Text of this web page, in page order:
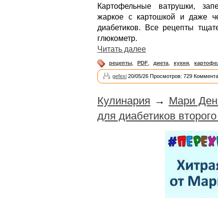
Картофельные ватрушки,
жаркое с картошкой и даже
диабетиков. Все рецепты
глюкометр.
Читать далее
рецепты PDF диета кухня
gefexi 20/05/26 Просмотров: 729
Кулинария → Мари
для диабетиков